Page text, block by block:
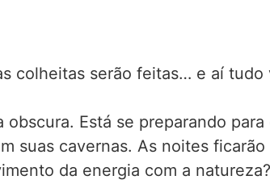
colheitas serão feitas… e aí tudo
Está se preparando
suas cavernas. As noites
da energia com a natureza?